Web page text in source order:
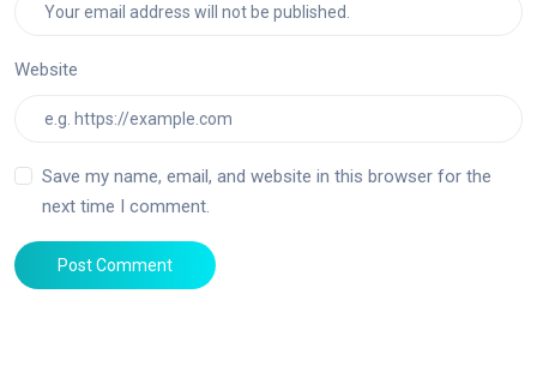
Website
Save my name, email, and website in this browser for the
next time I comment.
Post Comment